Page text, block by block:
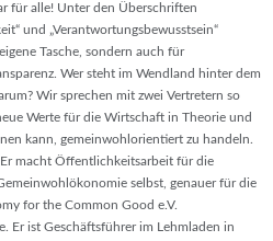
für alle! Unter den Überschriften
und „Verantwortungsbewusstsein“
Tasche, sondern auch für
Wer steht im Wendland hinter dem
Wir sprechen mit zwei Vertretern so
Werte für die Wirtschaft in Theorie und
kann, gemeinwohlorientiert zu handeln.
macht Öffentlichkeitsarbeit für die
selbst, genauer für die
for the Common Good e.V.
Er ist Geschäftsführer im Lehmladen in